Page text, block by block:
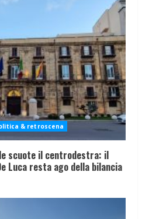
& retroscena
scuote il centrodestra: il
Luca resta ago della bilancia